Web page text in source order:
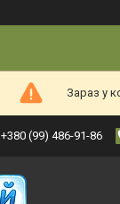
Зараз у
+380 (99) 486-91-86